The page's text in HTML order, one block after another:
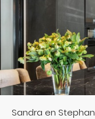
Sandra en Stephan